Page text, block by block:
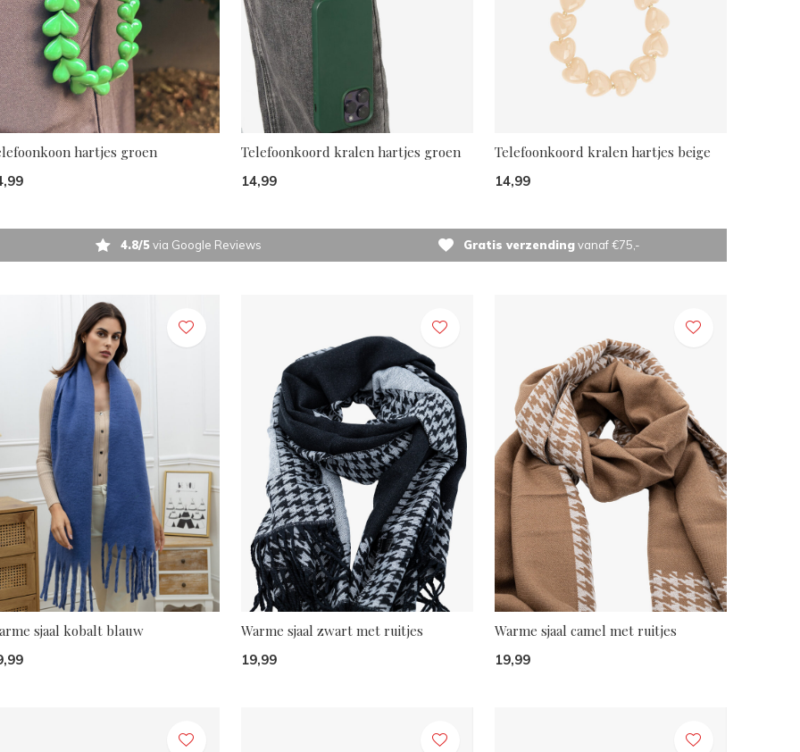
hartjes groen Telefoonkoord kralen hartjes groen
14,99
Telefoonkoord kralen hartjes beige
14,99
4.8/5via Google Reviews Gratis verzendingvanaf €75,-
sjaal kobalt blauw Warme sjaal zwart met ruitjes
19,99
Warme sjaal camel met ruitjes
19,99